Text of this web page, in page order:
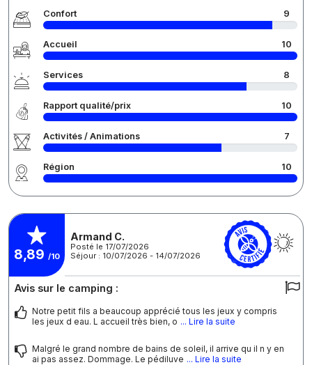
Confort 9
Accueil 10
Services 8
Rapport qualité/prix 10
Activités / Animations 7
Région 10
8,89 /10
Armand C.
Posté le 17/07/2026
Séjour : 10/07/2026 - 14/07/2026
Avis sur le camping :
Notre petit fils a beaucoup apprécié tous les jeux y compris
les jeux d eau. L accueil très bien, o ... Lire la suite
Malgré le grand nombre de bains de soleil, il arrive qu il n y en
ai pas assez. Dommage. Le pédiluve ... Lire la suite